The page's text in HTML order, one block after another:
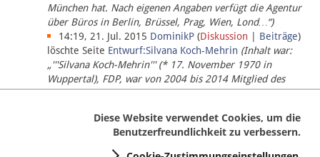
München hat. Nach eigenen Angaben verfügt die Agentur
über Büros in Berlin, Brüssel, Prag, Wien, Lond…“)
14:19, 21. Jul. 2015 DominikP (Diskussion Beiträge)
löschte Seite Entwurf:Silvana Koch-Mehrin (Inhalt war:
„'''Silvana Koch-Mehrin''' (* 17. November 1970 in
Wuppertal), FDP, war von 2004 bis 2014 Mitglied des
Europäischen Parlaments, seit November 2014 ist sie für
Diese Website verwendet Cookies, um die
Benutzerfreundlichkeit zu verbessern.